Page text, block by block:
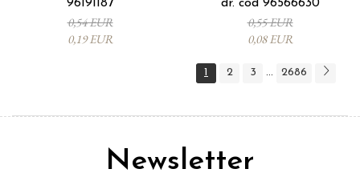
96191187
0,54 EUR
0,19 EUR
dr. cod 96566630
0,55 EUR
0,08 EUR
1 2 3 ... 2686
Newsletter